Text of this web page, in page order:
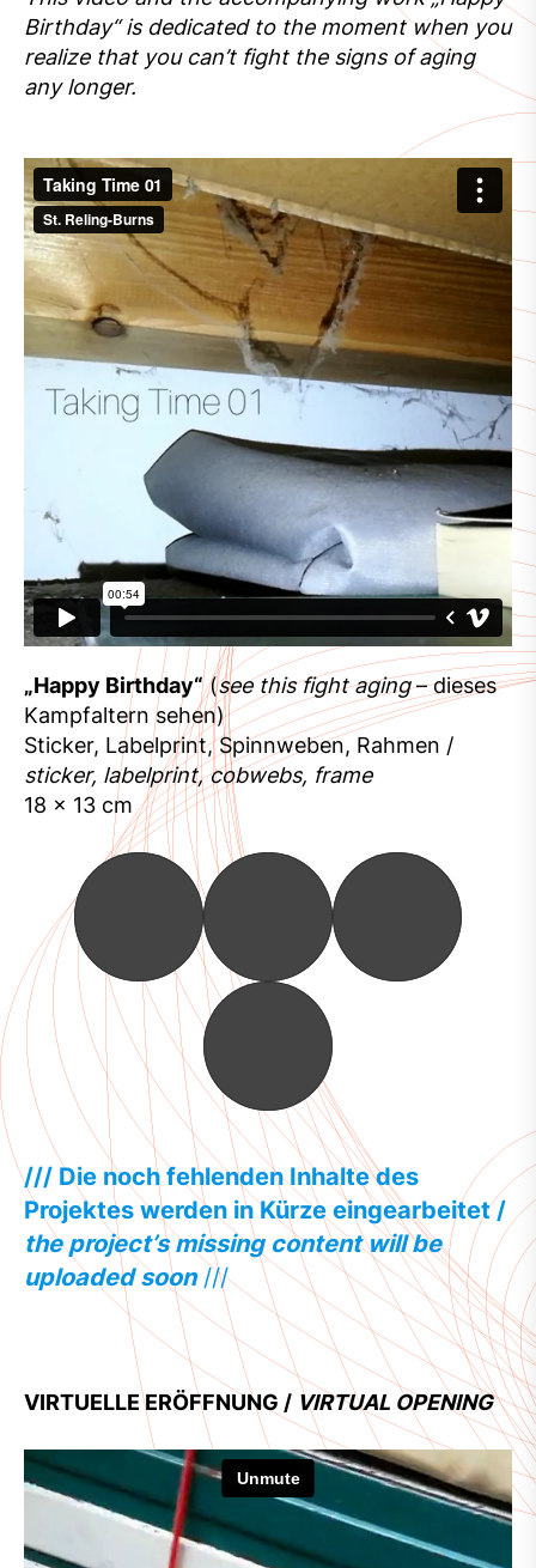
Birthday“ is dedicated to the moment when you
realize that you can’t fight the signs of aging
any longer.
„Happy Birthday“(see this fight aging– dieses
Kampfaltern sehen)
Sticker, Labelprint, Spinnweben, Rahmen /
sticker, labelprint, cobwebs, frame
18 x 13 cm
/// Die noch fehlenden Inhalte des
Projektes werden in Kürze eingearbeitet /
the project’s missing content will be
uploaded soon///
VIRTUELLE ERÖFFNUNG / VIRTUAL OPENING